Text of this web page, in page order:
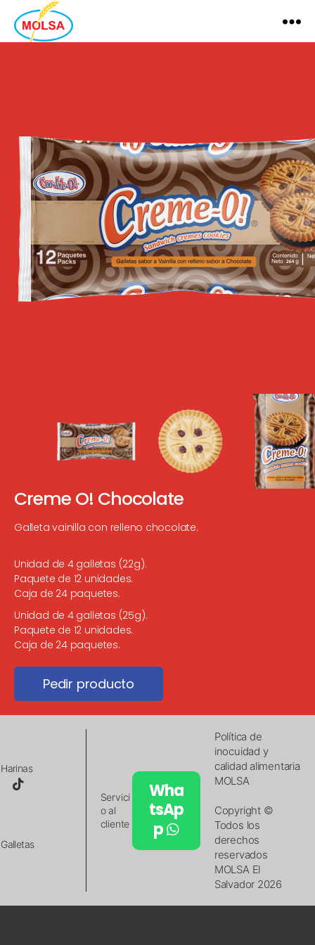
Creme O! Chocolate
Galleta vainilla con relleno chocolate.
Unidad de 4 galletas (22g).
Paquete de 12 unidades.
Caja de 24 paquetes.
Unidad de 4 galletas (25g).
Paquete de 12 unidades.
Caja de 24 paquetes.
Pedir producto
Servici
o al
cliente
Wha
tsAp
p
Política de
inocuidad y
calidad alimentaria
MOLSA
Copyright ©
Todos los
derechos
reservados
MOLSA El
Salvador 2026